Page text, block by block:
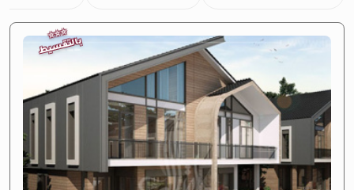
⭐
⭐
⭐
بالتقسيط